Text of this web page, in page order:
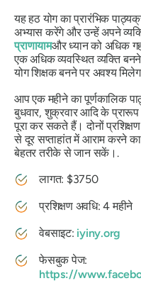
यह हठ योग का प्रारंभिक
अभ्यास करेंगे और उन्हें अपने
प्राणायामऔर ध्यान को अधिक
एक अधिक व्यवस्थित व्यक्ति
योग शिक्षक बनने पर अवश्य
आप एक महीने का पूर्णकालिक
बुधवार, शुक्रवार आदि के प्रारूप
पूरा कर सकते हैं। दोनों
से दूर सप्ताहांत में आराम करने
बेहतर तरीके से जान सकें।.
लागत: $3750
प्रशिक्षण अवधि: 4 महीने
वेबसाइट: iyiny.org
फेसबुक पेज:
https://